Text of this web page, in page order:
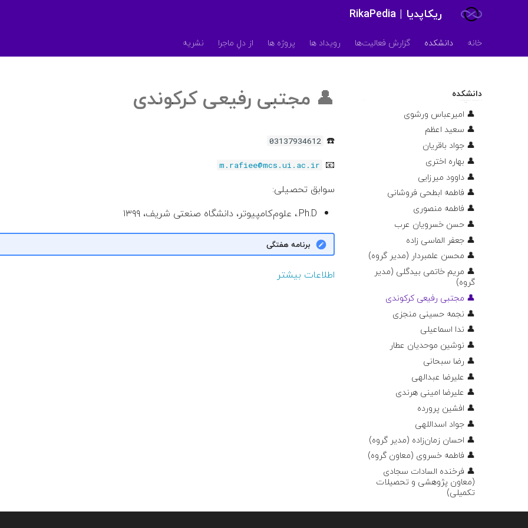
ریکاپدیا | RikaPedia
خانه دانشکده گزارش فعالیت‌ها رویداد ها پروژه ها از دلِ ماجرا نشریه
دانشکده
اساتید
👤 امیر‌عباس ورشوی
👤 سعید اعظم
👤 جواد باقریان
👤 بهاره اختری
👤 داوود میرزایی
👤 فاطمه ابطحی فروشانی
👤 فاطمه منصوری
👤 حسن خسرویان عرب
👤 جعفر الماسی زاده
👤 محسن علمبردار (مدیر گروه)
👤 مریم خاتمی بیدگلی (مدیر
گروه)
👤 مجتبی رفیعی کرکوندی
👤 نجمه حسینی منجزی
👤 ندا اسماعیلی
👤 نوشین موحدیان عطار
👤 رضا سبحانی
👤 علیرضا عبدالهی
👤 علیرضا امینی هرندی
👤 افشین پرورده
👤 جواد اسداللهی
👤 احسان زمان‌زاده (مدیر گروه)
👤 فاطمه خسروی (معاون گروه)
👤 فرخنده السادات سجادی
(معاون پژوهشی و تحصیلات
تکمیلی)
👤 مجید فخار
👤 مجتبی رفیعی کرکوندی
☎️
03137934612
📧
m.rafiee@mcs.ui.ac.ir
سوابق تحصیلی:
Ph.D.، علوم‌کامپیوتر، دانشگاه صنعتی شریف، ۱۳۹۹
برنامه هفتگی
اطلاعات بیشتر